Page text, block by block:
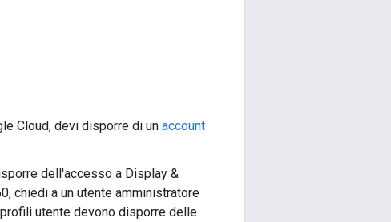
Cloud, devi disporre di un account
dell'accesso a Display &
chiedi a un utente amministratore
utente devono disporre delle